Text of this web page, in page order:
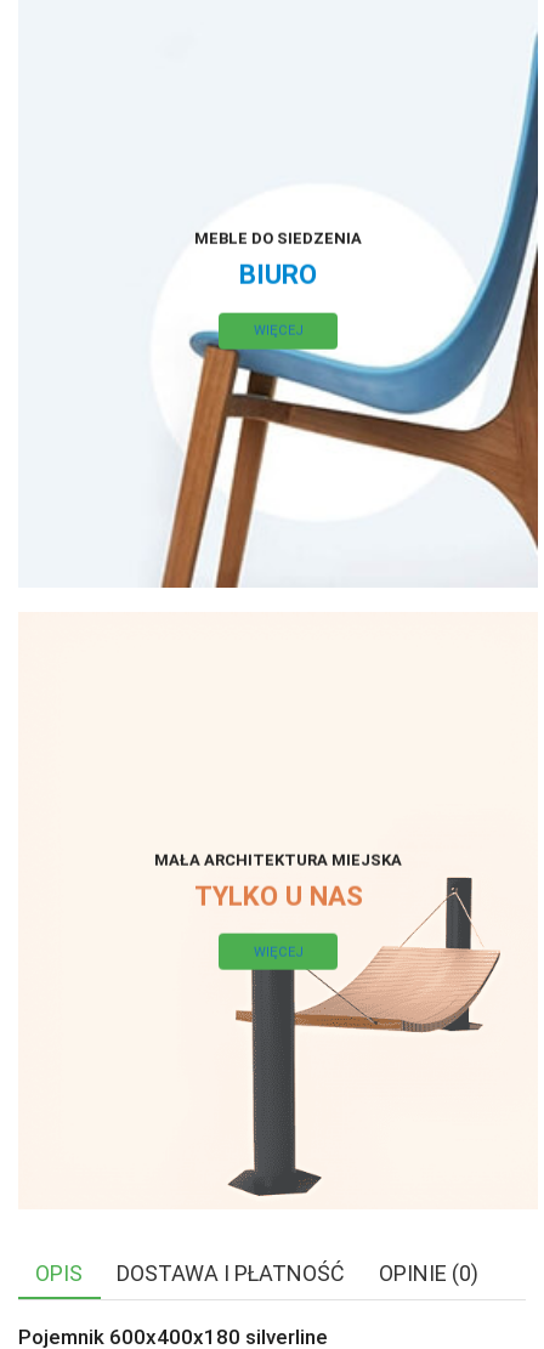
MEBLE DO SIEDZENIA
BIURO
WIĘCEJ
MAŁA ARCHITEKTURA MIEJSKA
TYLKO U NAS
WIĘCEJ
OPIS DOSTAWA I PŁATNOŚĆ OPINIE (0)
Pojemnik 600x400x180 silverline